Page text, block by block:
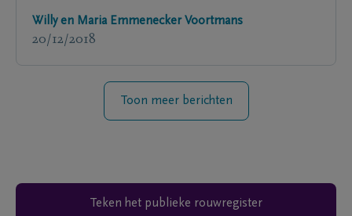
Willy en Maria Emmenecker Voortmans
20/12/2018
Toon meer berichten
Teken het publieke rouwregister